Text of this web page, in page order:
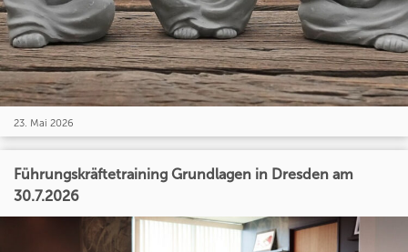
23. Mai 2026
Führungskräftetraining Grundlagen in Dresden am
30.7.2026